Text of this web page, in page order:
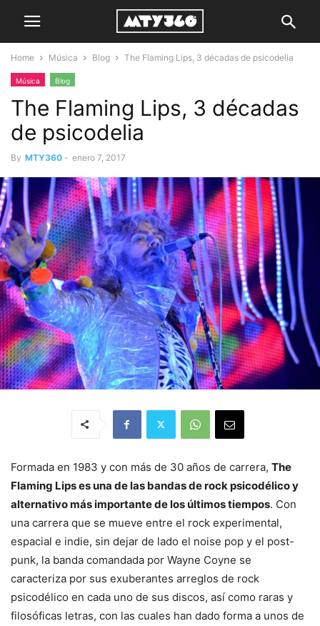
Home Música Blog The Flaming Lips, 3 décadas de psicodelia
Música Blog
The Flaming Lips, 3 décadas
de psicodelia
By MTY360 - enero 7, 2017
Formada en 1983 y con más de 30 años de carrera, The
Flaming Lips es una de las bandas de rock psicodélico y
alternativo más importante de los últimos tiempos. Con
una carrera que se mueve entre el rock experimental,
espacial e indie, sin dejar de lado el noise pop y el post-
punk, la banda comandada por Wayne Coyne se
caracteriza por sus exuberantes arreglos de rock
psicodélico en cada uno de sus discos, así como raras y
filosóficas letras, con las cuales han dado forma a unos de